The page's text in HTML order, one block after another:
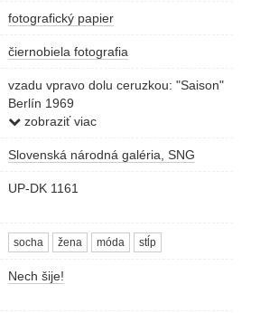
fotografický papier
čiernobiela fotografia
vzadu vpravo dolu ceruzkou: "Saison"
Berlín 1969
vzadu v pravom dolnom rohu
Bratislava Czekoslowakia
zobraziť viac
Slovenská národná galéria, SNG
UP-DK 1161
socha žena móda stĺp
Nech šije!